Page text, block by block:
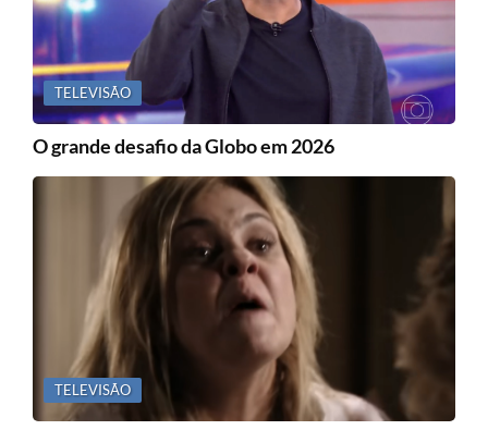
TELEVISÃO
O grande desafio da Globo em 2026
TELEVISÃO